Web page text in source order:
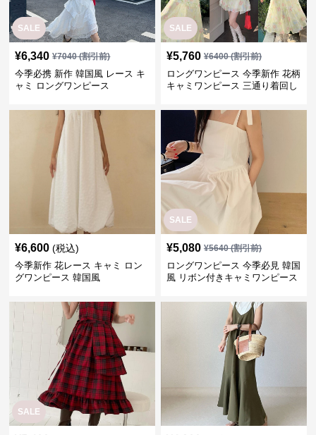
SALE
¥6,340 ¥7040(割引前)
今季必携 新作 韓国風 レース キ
ャミ ロングワンピース
SALE
¥5,760 ¥6400(割引前)
ロングワンピース 今季新作 花柄
キャミワンピース 三通り着回し
¥6,600 (税込)
今季新作 花レース キャミ ロン
グワンピース 韓国風
SALE
¥5,080 ¥5640(割引前)
ロングワンピース 今季必見 韓国
風 リボン付きキャミワンピース
SALE